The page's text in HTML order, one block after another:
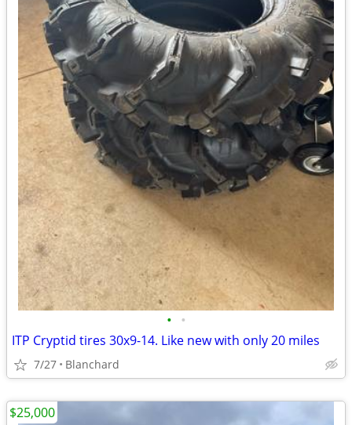
• •
ITP Cryptid tires 30x9-14. Like new with only 20 miles
7/27 Blanchard
$25,000